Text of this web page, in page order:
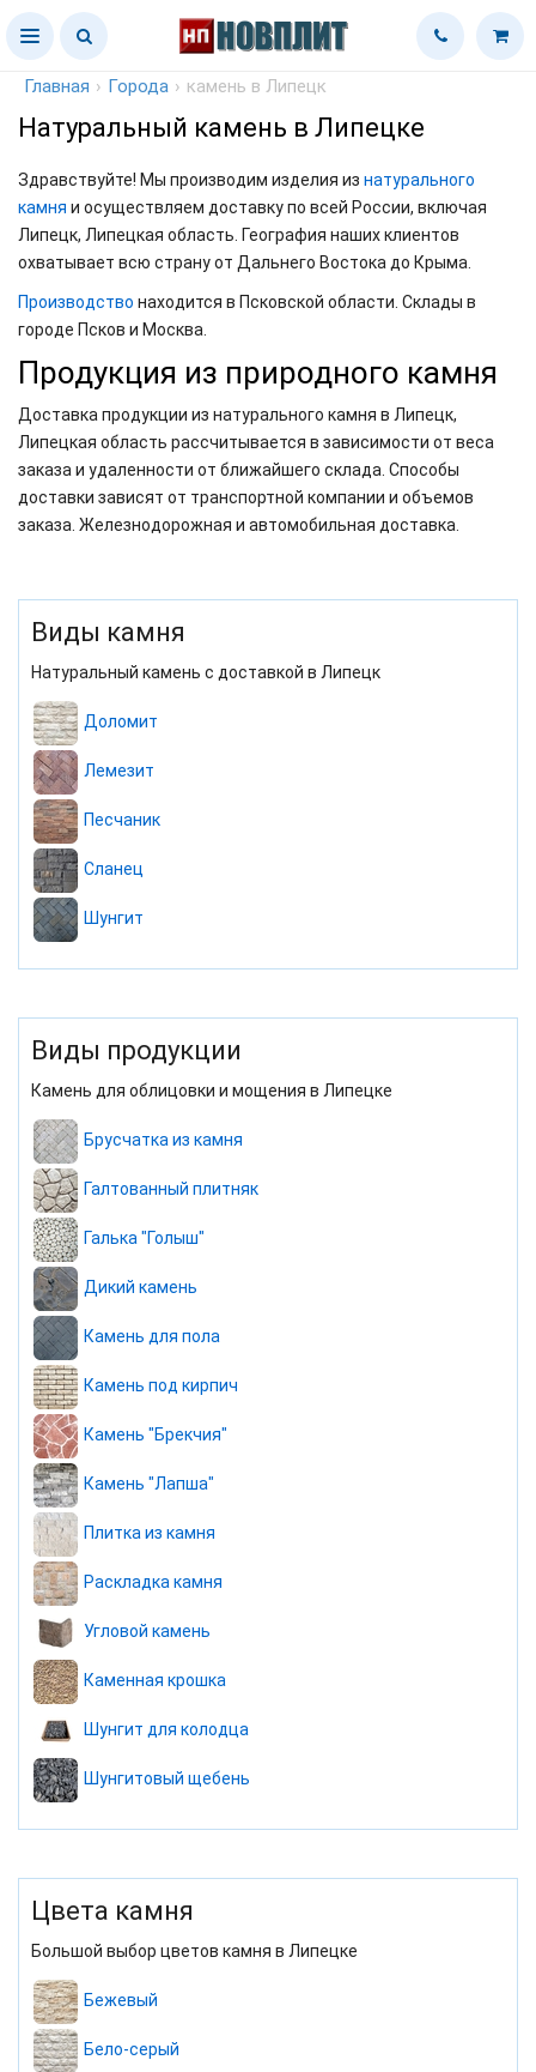
Главная › Города › камень в Липецк
Натуральный камень в Липецке
Здравствуйте! Мы производим изделия из натурального
камня и осуществляем доставку по всей России, включая
Липецк, Липецкая область. География наших клиентов
охватывает всю страну от Дальнего Востока до Крыма.
Производство находится в Псковской области. Склады в
городе Псков и Москва.
Продукция из природного камня
Доставка продукции из натурального камня в Липецк,
Липецкая область рассчитывается в зависимости от веса
заказа и удаленности от ближайшего склада. Способы
доставки зависят от транспортной компании и объемов
заказа. Железнодорожная и автомобильная доставка.
Виды камня
Натуральный камень с доставкой в Липецк
Доломит
Лемезит
Песчаник
Сланец
Шунгит
Виды продукции
Камень для облицовки и мощения в Липецке
Брусчатка из камня
Галтованный плитняк
Галька "Голыш"
Дикий камень
Камень для пола
Камень под кирпич
Камень "Брекчия"
Камень "Лапша"
Плитка из камня
Раскладка камня
Угловой камень
Каменная крошка
Шунгит для колодца
Шунгитовый щебень
Цвета камня
Большой выбор цветов камня в Липецке
Бежевый
Бело-серый